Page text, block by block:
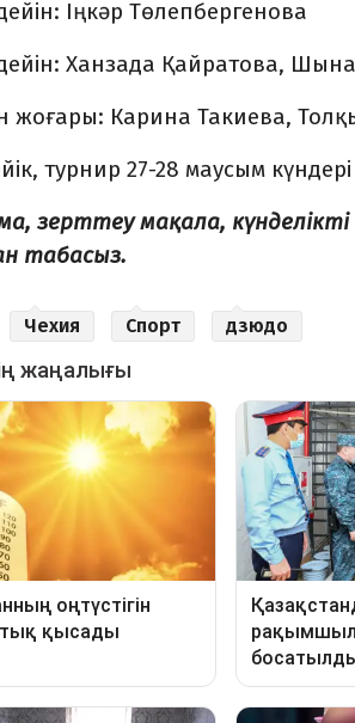
Іңкәр Төлепбергенова
дейін: Ханзада Қайратова,
жоғары: Карина Такиева,
турнир 27-28 маусым күндері
зерттеу мақала,
табасыз.
Чехия Спорт дзюдо